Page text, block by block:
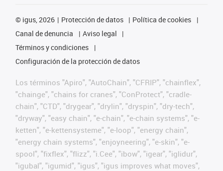
© igus, 2026 Protección de datos
Política de cookies
Canal de denuncia
Aviso legal
Términos y condiciones
Configuración de la protección de datos
Los términos "Apiro", "AutoChain", "CFRIP", "chainflex",
"chainge", "chains for cranes", "ConProtect", "cradle-
chain", "CTD", "drygear", "drylin", "dryspin", "dry-tech",
"dryway", "easy chain", "e-chain", "e-chain systems", "e-
ketten", "e-kettensysteme", "e-loop", "energy chain",
"energy chain systems", "enjoyneering", "e-skin", "e-
spool", "fixflex", "flizz", "i.Cee", "ibow", "igear", "iglidur",
"igubal", "igumid", "igus", "igus improves what moves",